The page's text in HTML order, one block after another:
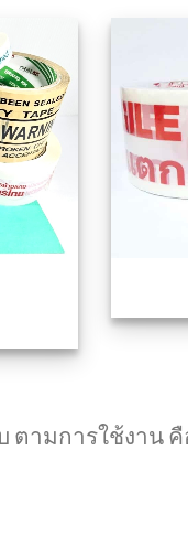
ตามการใช้งาน คื